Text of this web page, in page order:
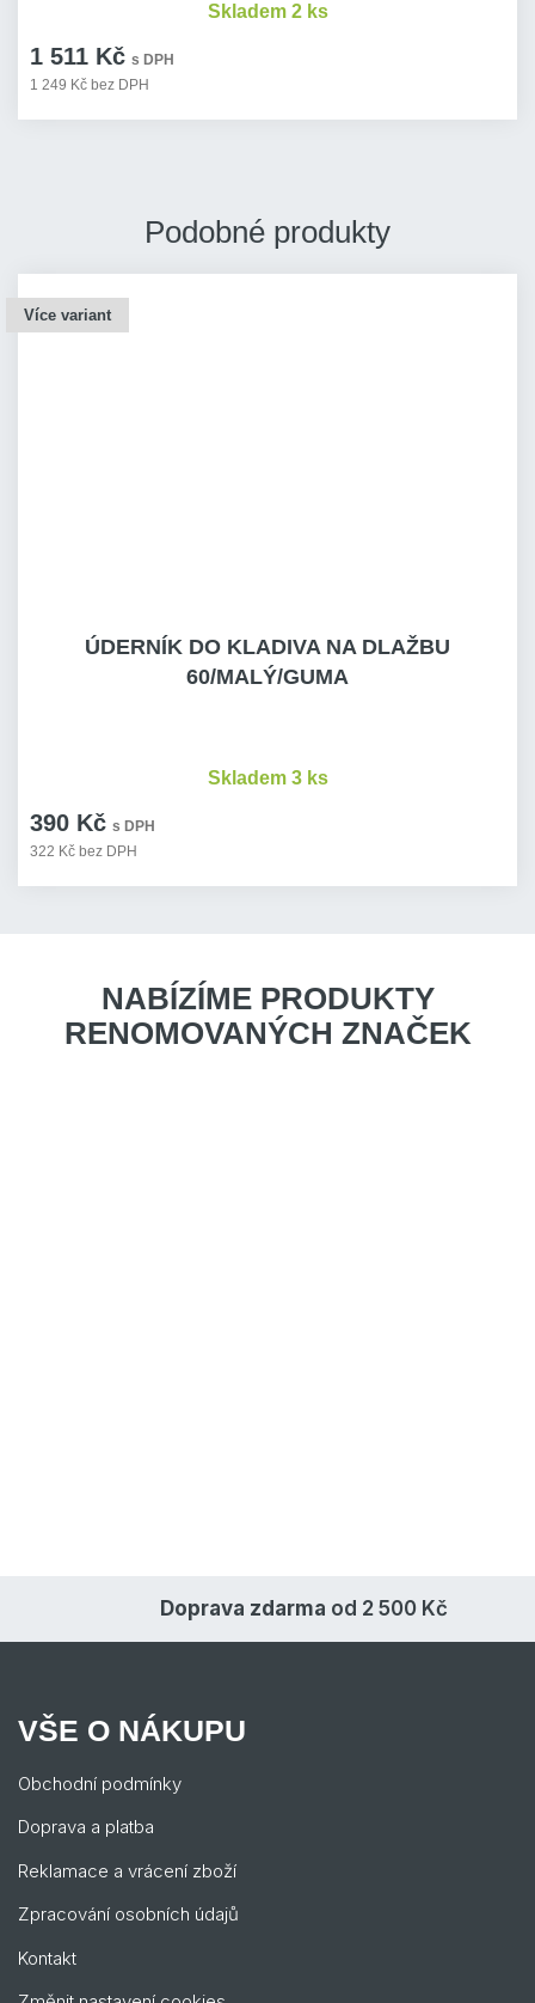
1 511 Kč s DPH
1 249 Kč bez DPH
Skladem 2 ks
Podobné produkty
Více variant
ÚDERNÍK DO KLADIVA NA DLAŽBU
60/MALÝ/GUMA
390 Kč s DPH
322 Kč bez DPH
Skladem 3 ks
NABÍZÍME PRODUKTY
RENOMOVANÝCH ZNAČEK
Doprava zdarma od 2 500 Kč
VŠE O NÁKUPU
Obchodní podmínky
Doprava a platba
Reklamace a vrácení zboží
Zpracování osobních údajů
Kontakt